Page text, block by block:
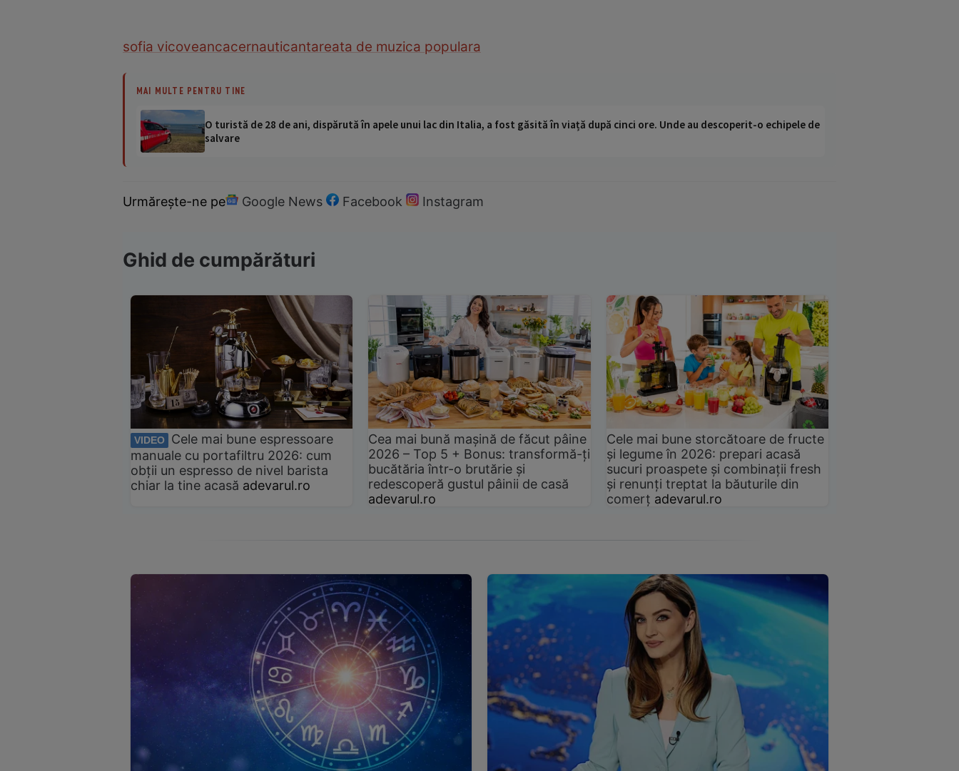
sofia vicoveancacernauticantareata de muzica populara
MAI MULTE PENTRU TINE
O turistă de 28 de ani, dispărută în apele unui lac din Italia, a fost găsită în viață după cinci ore. Unde au descoperit-o echipele de
salvare
Urmărește-ne pe Google News Facebook Instagram
Ghid de cumpărături
VIDEO
Cele mai bune espressoare
manuale cu portafiltru 2026: cum
obții un espresso de nivel barista
chiar la tine acasă adevarul.ro
Cea mai bună mașină de făcut pâine
2026 – Top 5 + Bonus: transformă-ți
bucătăria într-o brutărie și
redescoperă gustul pâinii de casă
adevarul.ro
Cele mai bune storcătoare de fructe
și legume în 2026: prepari acasă
sucuri proaspete și combinații fresh
și renunți treptat la băuturile din
comerț adevarul.ro